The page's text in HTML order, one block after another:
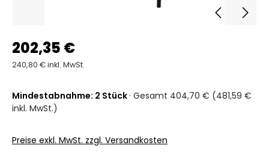
202,35 €
240,80 € inkl. MwSt.
Mindestabnahme: 2 Stück · Gesamt 404,70 € (481,59 €
inkl. MwSt.)
Preise exkl. MwSt. zzgl. Versandkosten